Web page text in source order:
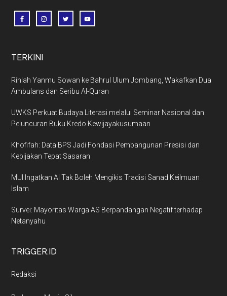
TERKINI
Rihlah Yanmu Sowan ke Bahrul Ulum Jombang, Wakafkan Dua
Ambulans dan Seribu Al-Quran
UWKS Perkuat Budaya Literasi melalui Seminar Nasional dan
Peluncuran Buku Kredo Kewijayakusumaan
Khofifah: Data BPS Jadi Fondasi Pembangunan Presisi dan
Kebijakan Tepat Sasaran
MUI Ingatkan AI Tak Boleh Mengikis Tradisi Sanad Keilmuan
Islam
Survei: Mayoritas Warga AS Berpandangan Negatif terhadap
Netanyahu
TRIGGER.ID
Redaksi